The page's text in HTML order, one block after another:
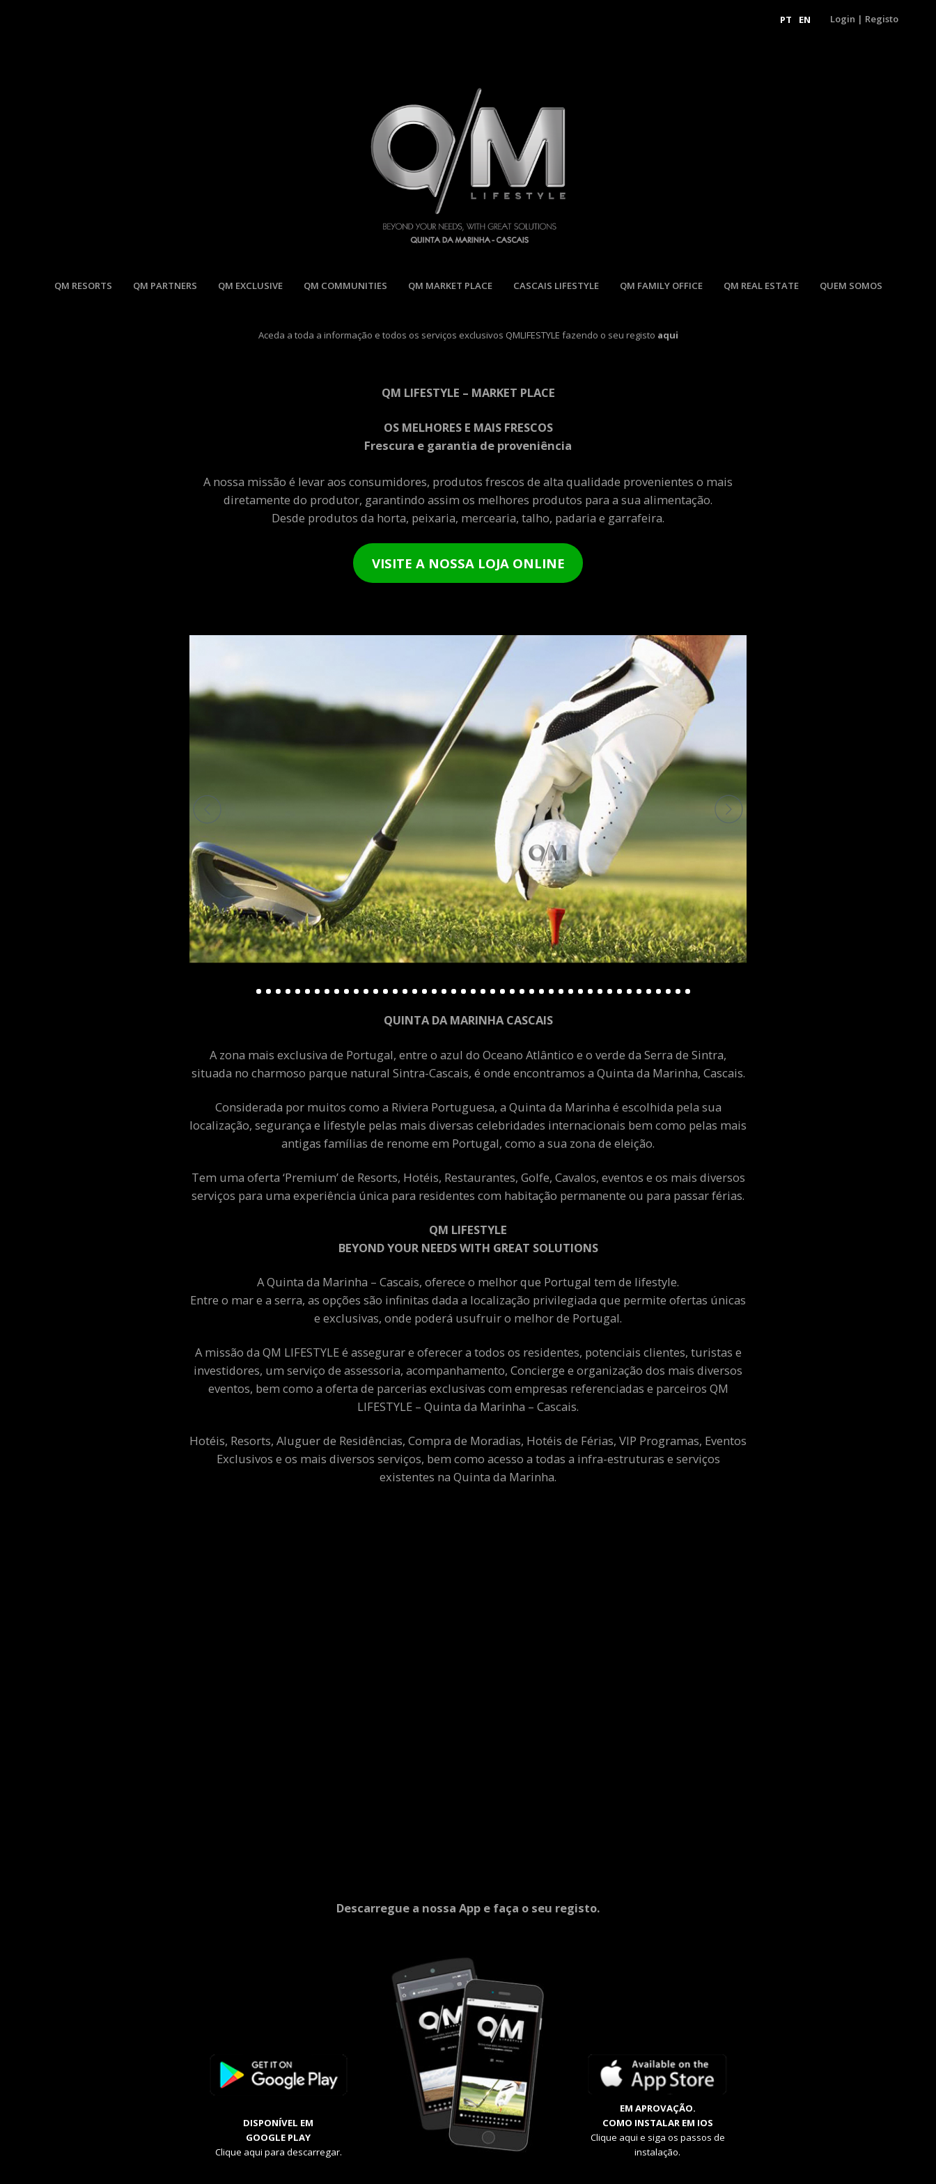
PT EN Login | Registo
QM RESORTS QM PARTNERS QM EXCLUSIVE QM COMMUNITIES QM MARKET PLACE CASCAIS LIFESTYLE QM FAMILY OFFICE QM REAL ESTATE QUEM SOMOS
Aceda a toda a informação e todos os serviços exclusivos QMLIFESTYLE fazendo o seu registo aqui
QM LIFESTYLE – MARKET PLACE
OS MELHORES E MAIS FRESCOS
Frescura e garantia de proveniência
A nossa missão é levar aos consumidores, produtos frescos de alta qualidade provenientes o mais
diretamente do produtor, garantindo assim os melhores produtos para a sua alimentação.
Desde produtos da horta, peixaria, mercearia, talho, padaria e garrafeira.
VISITE A NOSSA LOJA ONLINE
QUINTA DA MARINHA CASCAIS
A zona mais exclusiva de Portugal, entre o azul do Oceano Atlântico e o verde da Serra de Sintra,
situada no charmoso parque natural Sintra-Cascais, é onde encontramos a Quinta da Marinha, Cascais.
Considerada por muitos como a Riviera Portuguesa, a Quinta da Marinha é escolhida pela sua
localização, segurança e lifestyle pelas mais diversas celebridades internacionais bem como pelas mais
antigas famílias de renome em Portugal, como a sua zona de eleição.
Tem uma oferta ‘Premium’ de Resorts, Hotéis, Restaurantes, Golfe, Cavalos, eventos e os mais diversos
serviços para uma experiência única para residentes com habitação permanente ou para passar férias.
QM LIFESTYLE
BEYOND YOUR NEEDS WITH GREAT SOLUTIONS
A Quinta da Marinha – Cascais, oferece o melhor que Portugal tem de lifestyle.
Entre o mar e a serra, as opções são infinitas dada a localização privilegiada que permite ofertas únicas
e exclusivas, onde poderá usufruir o melhor de Portugal.
A missão da QM LIFESTYLE é assegurar e oferecer a todos os residentes, potenciais clientes, turistas e
investidores, um serviço de assessoria, acompanhamento, Concierge e organização dos mais diversos
eventos, bem como a oferta de parcerias exclusivas com empresas referenciadas e parceiros QM
LIFESTYLE – Quinta da Marinha – Cascais.
Hotéis, Resorts, Aluguer de Residências, Compra de Moradias, Hotéis de Férias, VIP Programas, Eventos
Exclusivos e os mais diversos serviços, bem como acesso a todas a infra-estruturas e serviços
existentes na Quinta da Marinha.
Descarregue a nossa App e faça o seu registo.
DISPONÍVEL EM
GOOGLE PLAY
Clique aqui para descarregar.
EM APROVAÇÃO.
COMO INSTALAR EM IOS
Clique aqui e siga os passos de
instalação.